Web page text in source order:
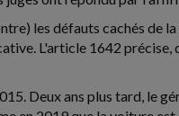
les défauts cachés de
L'article 1642 précise,
Deux ans plus tard, le